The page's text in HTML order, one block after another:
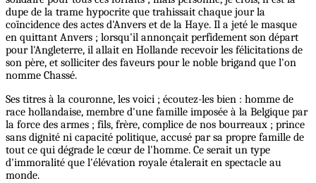
dupe de la trame hypocrite que trahissait chaque jour la
coïncidence des actes d'Anvers et de la Haye. Il a jeté le masque
en quittant Anvers ; lorsqu'il annonçait perfidement son départ
pour l'Angleterre, il allait en Hollande recevoir les félicitations de
son père, et solliciter des faveurs pour le noble brigand que l'on
nomme Chassé.
Ses titres à la couronne, les voici ; écoutez-les bien : homme de
race hollandaise, membre d'une famille imposée à la Belgique par
la force des armes ; fils, frère, complice de nos bourreaux ; prince
sans dignité ni capacité politique, accusé par sa propre famille de
tout ce qui dégrade le cœur de l'homme. Ce serait un type
d'immoralité que l'élévation royale étalerait en spectacle au
monde.